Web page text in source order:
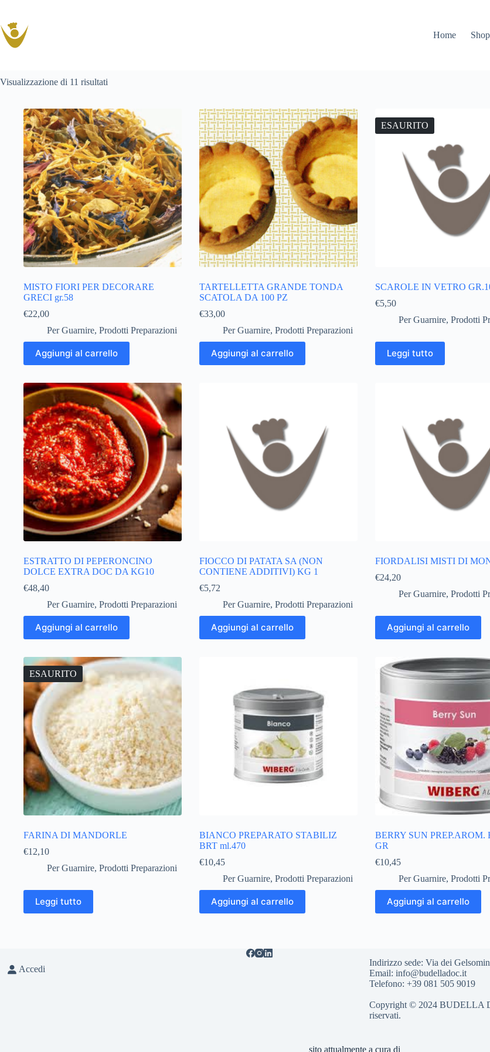
contenuto
Home
Shop
Visualizzazione di 11 risultati
MISTO FIORI PER DECORARE
GRECI gr.58
€22,00
Per Guarnire, Prodotti Preparazioni
Aggiungi al carrello
TARTELLETTA GRANDE TONDA
SCATOLA DA 100 PZ
€33,00
Per Guarnire, Prodotti Preparazioni
Aggiungi al carrello
ESAURITO
SCAROLE IN VETRO
€5,50
Per Guarnire, Prodotti
Leggi tutto
ESTRATTO DI PEPERONCINO
DOLCE EXTRA DOC DA KG10
€48,40
Per Guarnire, Prodotti Preparazioni
Aggiungi al carrello
FIOCCO DI PATATA SA (NON
CONTIENE ADDITIVI) KG 1
€5,72
Per Guarnire, Prodotti Preparazioni
Aggiungi al carrello
FIORDALISI MISTI DI
€24,20
Per Guarnire, Prodotti
Aggiungi al carrello
ESAURITO
FARINA DI MANDORLE
€12,10
Per Guarnire, Prodotti Preparazioni
Leggi tutto
BIANCO PREPARATO STABILIZ
BRT ml.470
€10,45
Per Guarnire, Prodotti Preparazioni
Aggiungi al carrello
BERRY SUN PREP.AROM.
GR
€10,45
Per Guarnire, Prodotti
Aggiungi al carrello
Accedi
Indirizzo sede: Via dei
Email: info@budelladoc.it
Telefono: +39 081 505 9019
Copyright © 2024 BUDELLA
riservati.
sito attualmente a cura di